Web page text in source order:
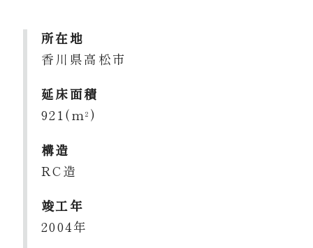
所在地
香川県高松市
延床面積
921(m2 )
構造
RC造
竣工年
2004年